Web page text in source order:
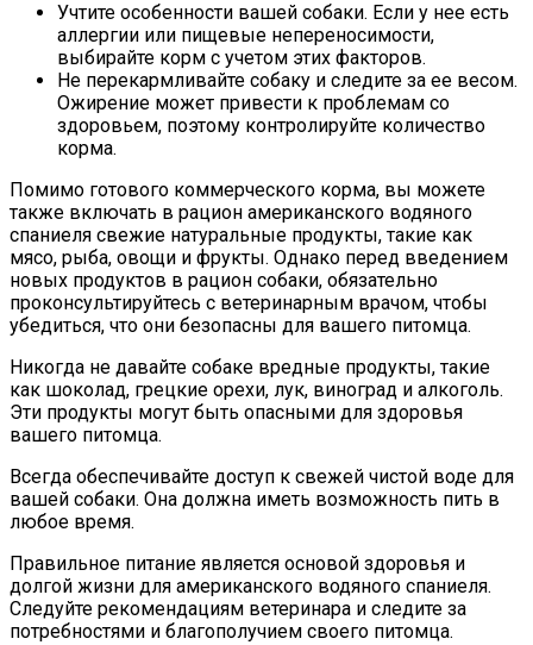
Учтите особенности вашей собаки. Если у нее есть
аллергии или пищевые непереносимости,
выбирайте корм с учетом этих факторов.
Не перекармливайте собаку и следите за ее весом.
Ожирение может привести к проблемам со
здоровьем, поэтому контролируйте количество
корма.
Помимо готового коммерческого корма, вы можете
также включать в рацион американского водяного
спаниеля свежие натуральные продукты, такие как
мясо, рыба, овощи и фрукты. Однако перед введением
новых продуктов в рацион собаки, обязательно
проконсультируйтесь с ветеринарным врачом, чтобы
убедиться, что они безопасны для вашего питомца.
Никогда не давайте собаке вредные продукты, такие
как шоколад, грецкие орехи, лук, виноград и алкоголь.
Эти продукты могут быть опасными для здоровья
вашего питомца.
Всегда обеспечивайте доступ к свежей чистой воде для
вашей собаки. Она должна иметь возможность пить в
любое время.
Правильное питание является основой здоровья и
долгой жизни для американского водяного спаниеля.
Следуйте рекомендациям ветеринара и следите за
потребностями и благополучием своего питомца.